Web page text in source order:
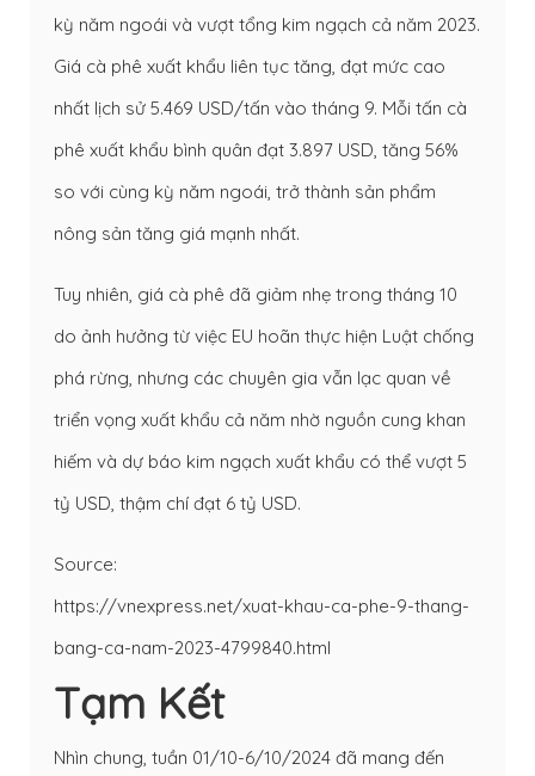
kỳ năm ngoái và vượt tổng kim ngạch cả năm 2023.
Giá cà phê xuất khẩu liên tục tăng, đạt mức cao
nhất lịch sử 5.469 USD/tấn vào tháng 9. Mỗi tấn cà
phê xuất khẩu bình quân đạt 3.897 USD, tăng 56%
so với cùng kỳ năm ngoái, trở thành sản phẩm
nông sản tăng giá mạnh nhất.
Tuy nhiên, giá cà phê đã giảm nhẹ trong tháng 10
do ảnh hưởng từ việc EU hoãn thực hiện Luật chống
phá rừng, nhưng các chuyên gia vẫn lạc quan về
triển vọng xuất khẩu cả năm nhờ nguồn cung khan
hiếm và dự báo kim ngạch xuất khẩu có thể vượt 5
tỷ USD, thậm chí đạt 6 tỷ USD.
Source:
https://vnexpress.net/xuat-khau-ca-phe-9-thang-
bang-ca-nam-2023-4799840.html
Tạm Kết
Nhìn chung, tuần 01/10-6/10/2024 đã mang đến